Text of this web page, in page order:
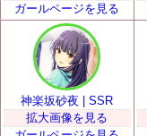
ガールページを見る
神楽坂砂夜 | SSR
拡大画像を見る